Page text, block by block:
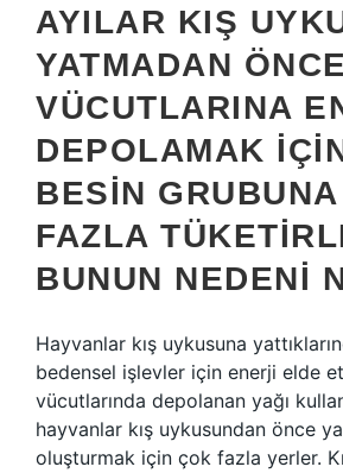
AYILAR KIŞ
YATMADAN ÖNCE
VÜCUTLARINA
DEPOLAMAK
BESIN
FAZLA
BUNUN NEDENI
Hayvanlar kış uykusuna
bedensel işlevler için enerji elde
vücutlarında depolanan yağı
hayvanlar kış uykusundan önce
oluşturmak için çok fazla yerler.